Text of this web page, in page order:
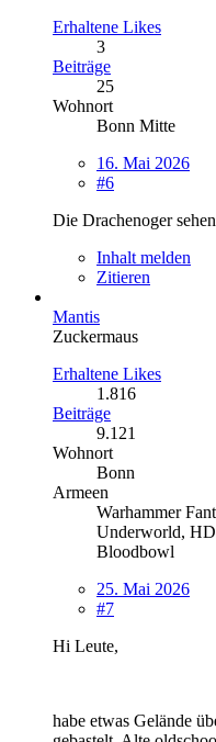
Erhaltene Likes
3
Beiträge
25
Wohnort
Bonn Mitte
16. Mai 2026
#6
Die Drachenoger
Inhalt melden
Zitieren
Mantis
Zuckermaus
Erhaltene Likes
1.816
Beiträge
9.121
Wohnort
Bonn
Armeen
Warhammer
Underworld,
Bloodbowl
25. Mai 2026
#7
Hi Leute,
habe etwas Gelände